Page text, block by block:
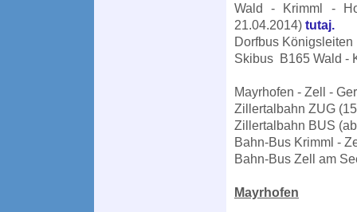
Wald - Krimml -
21.04.2014) tutaj.
Dorfbus
Skibus B165 Wald -
Mayrhofen - Zell -
Zillertalbahn ZUG
Zillertalbahn BUS
Bahn-Bus Krimml -
Bahn-Bus Zell am
Mayrhofen